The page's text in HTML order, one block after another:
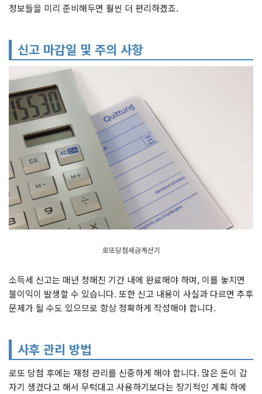
정보들을 미리 준비해두면 훨씬 더 편리하겠죠.
신고 마감일 및 주의 사항
로또당첨세금계산기
소득세 신고는 매년 정해진 기간 내에 완료해야 하며, 이를 놓치면
불이익이 발생할 수 있습니다. 또한 신고 내용이 사실과 다르면 추후
문제가 될 수도 있으므로 항상 정확하게 작성해야 합니다.
사후 관리 방법
로또 당첨 후에는 재정 관리를 신중하게 해야 합니다. 많은 돈이 갑
자기 생겼다고 해서 무턱대고 사용하기보다는 장기적인 계획 하에